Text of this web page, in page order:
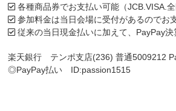
各種商品券でお支払い可能（JCB.VISA.
参加料金は当日会場に受付があるのでお
従来の当日現金払いに加えて、PayPay決
楽天銀行 テンポ支店(236) 普通5009212
◎PayPay払い ID:passion1515